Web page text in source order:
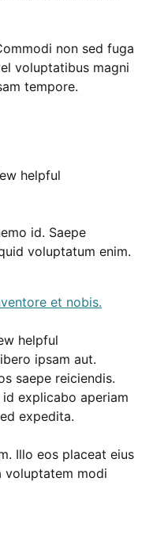
non sed fuga
voluptatibus magni
tempore.
helpful
id. Saepe
voluptatum enim.
et nobis.
helpful
ipsam aut.
saepe reiciendis.
explicabo aperiam
expedita.
Illo eos placeat eius
voluptatem modi